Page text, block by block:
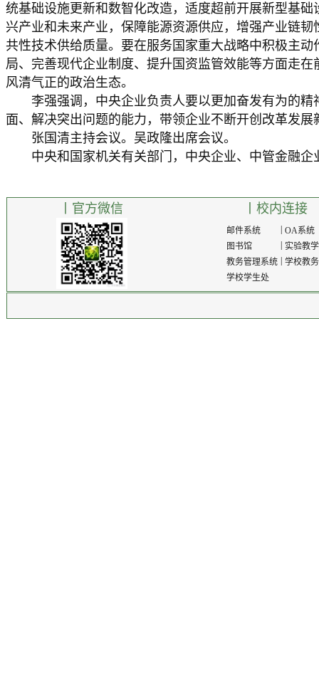
统基础设施更新和数智化改造，适度超前开展新型基
兴产业和未来产业，保障能源资源供应，增强产业链
共性技术供给质量。要在服务国家重大战略中积极主
局、完善现代企业制度、提升国资监管效能等方面走
风清气正的政治生态。
李强强调，中央企业负责人要以更加奋发有为的精
面、解决突出问题的能力，带领企业不断开创改革发展
张国清主持会议。吴政隆出席会议。
中央和国家机关有关部门，中央企业、中管金融企
丨官方微信 丨校内连接
邮件系统
OA系统
图书馆
实验教学
教务管理系统
学校教
学校学生处